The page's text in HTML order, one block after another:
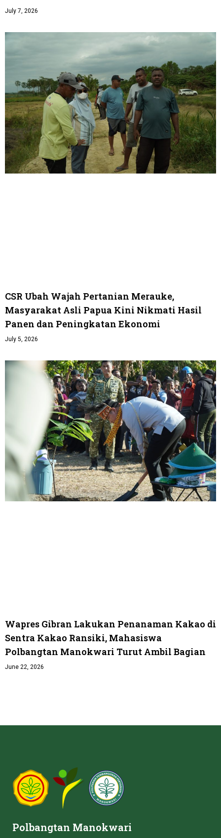
July 7, 2026
CSR Ubah Wajah Pertanian Merauke,
Masyarakat Asli Papua Kini Nikmati Hasil
Panen dan Peningkatan Ekonomi
July 5, 2026
Wapres Gibran Lakukan Penanaman Kakao di
Sentra Kakao Ransiki, Mahasiswa
Polbangtan Manokwari Turut Ambil Bagian
June 22, 2026
Polbangtan Manokwari